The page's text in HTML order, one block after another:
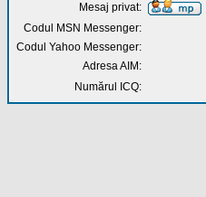
Mesaj privat:
Codul MSN Messenger:
Codul Yahoo Messenger:
Adresa AIM:
Numărul ICQ: